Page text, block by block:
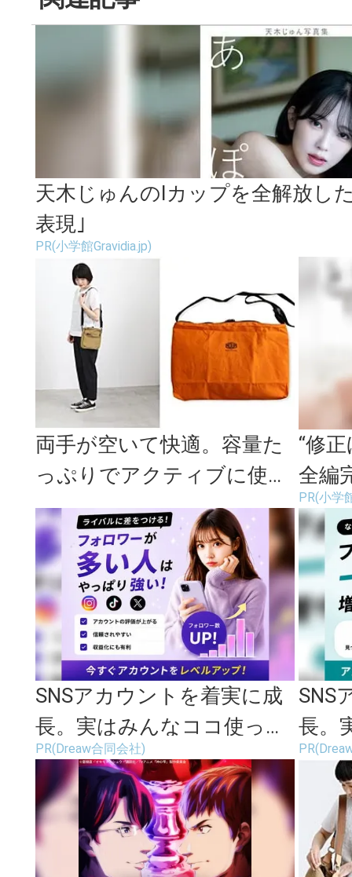
天木じゅんのIカップを全解放し
表現｣
PR(小学館Gravidia.jp)
両手が空いて快適。容量た
っぷりでアクティブに使え
るショルダーバッグ特集
“修
全編
写真
PR(小学
SNSアカウントを着実に成
長。実はみんなココ使って
ます。
PR(Dreaw合同会社)
SNS
長。
ます